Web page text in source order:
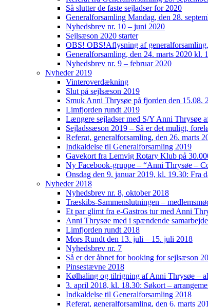
Så slutter de faste sejladser for 2020
Generalforsamling Mandag, den 28.
Nyhedsbrev nr. 10 – juni 2020
Sejlsæson 2020 starter
OBS! OBS!Aflysning af
Generalforsamling, den 24. marts 2020 kl.
Nyhedsbrev nr. 9 – februar 2020
Nyheder 2019
Vinteroverdækning
Slut på sejlsæson 2019
Smuk Anni Thrysøe på fjorden den 15.08.
Limfjorden rundt 2019
Længere sejladser med S/Y Anni Thrysøe
Sejladssæson 2019 – Så er det muligt,
Referat, generalforsamling, den 26. marts
Indkaldelse til Generalforsamling 2019
Gavekort fra Lemvig Rotary Klub på
Ny Facebook-gruppe – “Anni Thrysøe –
Onsdag den 9. januar 2019, kl. 19.30: Fra
Nyheder 2018
Nyhedsbrev nr. 8, oktober 2018
Træskibs-Sammenslutningen –
Et par glimt fra e-Gastros tur med Anni
Anni Thrysøe med i spændende
Limfjorden rundt 2018
Mors Rundt den 13. juli – 15. juli 2018
Nyhedsbrev nr. 7
Så er der åbnet for booking for sejlsæson
Pinsestævne 2018
Kølhaling og tilrigning af Anni Thrysøe –
3. april 2018, kl. 18.30: Søkort –
Indkaldelse til Generalforsamling 2018
Referat, generalforsamling, den 6. marts